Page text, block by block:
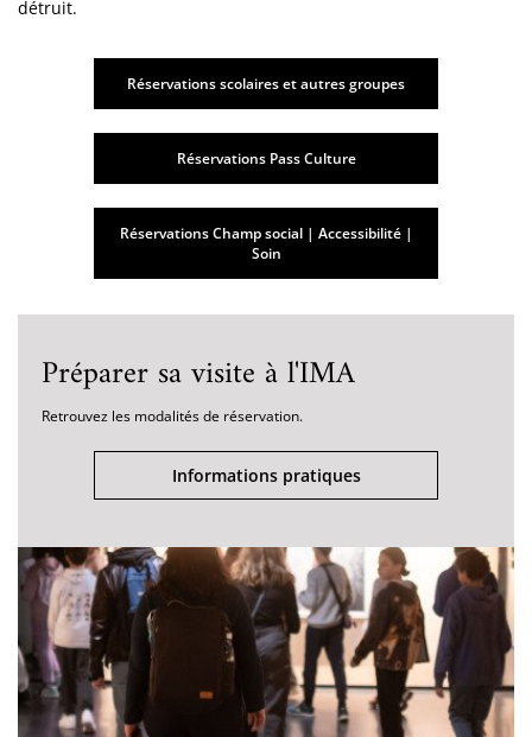
détruit.
Réservations scolaires et autres groupes
Réservations Pass Culture
Réservations Champ social | Accessibilité |
Soin
Préparer sa visite à l'IMA
Retrouvez les modalités de réservation.
Informations pratiques